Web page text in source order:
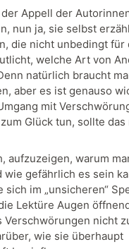
Appell der
nun ja, sie selbst
die nicht unbedingt für
welche Art von
natürlich braucht
aber es ist genauso
mit
Glück tun, sollte das
aufzuzeigen, warum
gefährlich es sein
im „unsicheren“
Lektüre Augen
nicht
wie sie überhaupt